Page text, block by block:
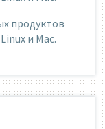
продуктов
и Mac.